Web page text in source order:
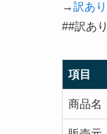
→訳あ
##訳あ
項目
商品名